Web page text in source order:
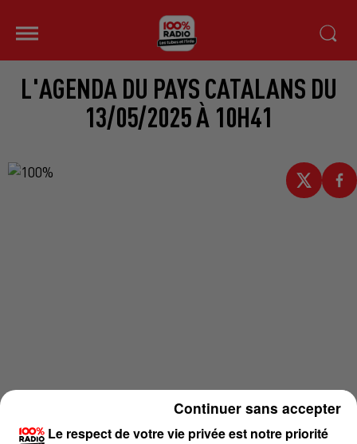
L'AGENDA DU PAYS CATALANS DU
13/05/2025 À 10H41
Le respect de votre vie privée est notre priorité
Continuer sans accepter